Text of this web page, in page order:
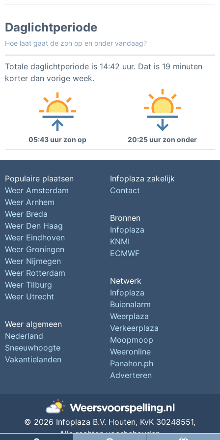
Daglichtperiode
Hoe laat gaat de zon op en onder vandaag?
Totale daglichtperiode is 14:42 uur. Dat is 19 minuten
korter dan vorige week.
05:43 uur zon op 20:25 uur zon onder
Populaire plaatsen
Weer Amsterdam
Weer Arnhem
Weer Breda
Weer Den Haag
Weer Eindhoven
Weer Groningen
Weer Nijmegen
Weer Rotterdam
Weer Tilburg
Weer Utrecht
Weer algemeen
Nederland
Sneeuwhoogte
Vakantielanden
Infoplaza zakelijk
Contact
Bronnen
Infoplaza
KNMI
ECMWF
Netwerk
Infoplaza
Buienalarm
Weerplaza
Verkeerplaza
Moopmoop
Weeronline
Panahon.ph
Adverteren
© 2026 Infoplaza B.V. Houten, KvK 30248551,
Alle rechten voorbehouden